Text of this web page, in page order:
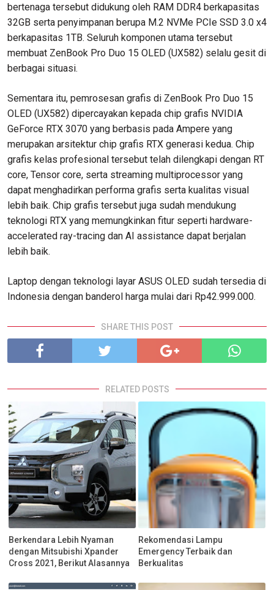
bertenaga tersebut didukung oleh RAM DDR4 berkapasitas
32GB serta penyimpanan berupa M.2 NVMe PCIe SSD 3.0 x4
berkapasitas 1TB. Seluruh komponen utama tersebut
membuat ZenBook Pro Duo 15 OLED (UX582) selalu gesit di
berbagai situasi.
Sementara itu, pemrosesan grafis di ZenBook Pro Duo 15
OLED (UX582) dipercayakan kepada chip grafis NVIDIA
GeForce RTX 3070 yang berbasis pada Ampere yang
merupakan arsitektur chip grafis RTX generasi kedua. Chip
grafis kelas profesional tersebut telah dilengkapi dengan RT
core, Tensor core, serta streaming multiprocessor yang
dapat menghadirkan performa grafis serta kualitas visual
lebih baik. Chip grafis tersebut juga sudah mendukung
teknologi RTX yang memungkinkan fitur seperti hardware-
accelerated ray-tracing dan AI assistance dapat berjalan
lebih baik.
Laptop dengan teknologi layar ASUS OLED sudah tersedia di
Indonesia dengan banderol harga mulai dari Rp42.999.000.
SHARE THIS POST
RELATED POSTS
Berkendara Lebih Nyaman
dengan Mitsubishi Xpander
Cross 2021, Berikut Alasannya
Rekomendasi Lampu
Emergency Terbaik dan
Berkualitas